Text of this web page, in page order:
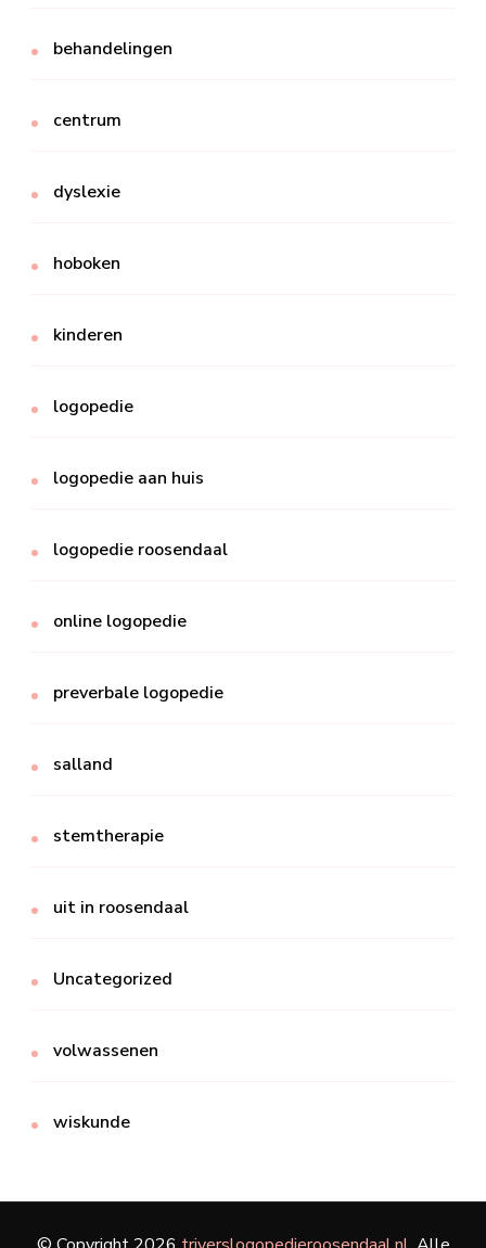
behandelingen
centrum
dyslexie
hoboken
kinderen
logopedie
logopedie aan huis
logopedie roosendaal
online logopedie
preverbale logopedie
salland
stemtherapie
uit in roosendaal
Uncategorized
volwassenen
wiskunde